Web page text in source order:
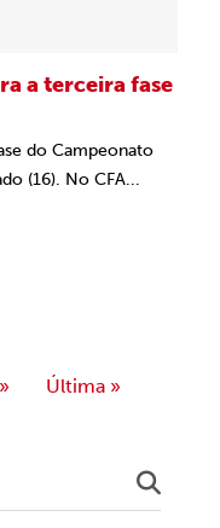
a terceira fase
do Campeonato
(16). No CFA...
» Última »